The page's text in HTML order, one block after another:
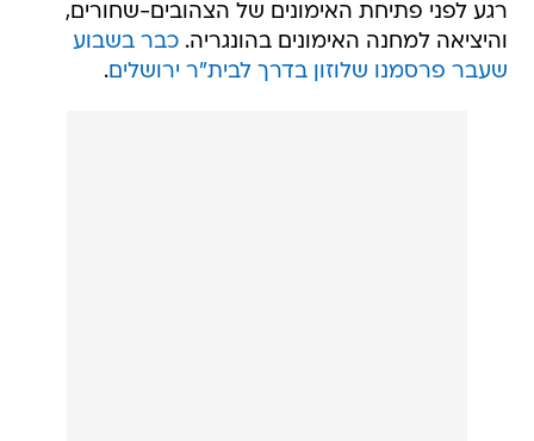
רגע לפני פתיחת האימונים של הצהובים-שחורים,
והיציאה למחנה האימונים בהונגריה.כבר בשבוע
שעבר פרסמנו שלוזון בדרך לבית"ר ירושלים.